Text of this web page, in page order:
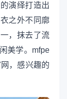
演绎打造出
之外不同廓
，抹去了流
美学。mfpe
，感兴趣的